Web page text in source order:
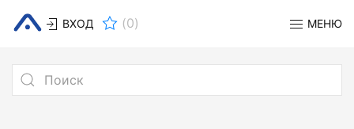
ВХОД (0) МЕНЮ